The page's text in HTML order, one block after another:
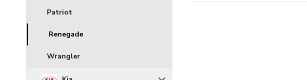
Patriot
Renegade
Wrangler